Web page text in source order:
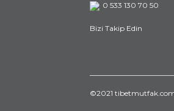
0 533 130 70 50
Bizi Takip Edin
©2021 tibetmutfak.com